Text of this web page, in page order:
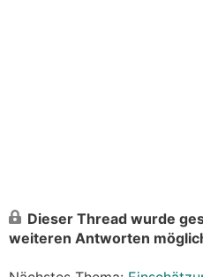
Dieser Thread wurde
weiteren Antworten